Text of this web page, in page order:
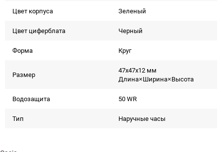
Цвет корпуса Зеленый
Цвет циферблата Черный
Форма Круг
Размер
47x47x12 мм
Длина×Ширина×Высота
Водозащита 50 WR
Тип Наручные часы